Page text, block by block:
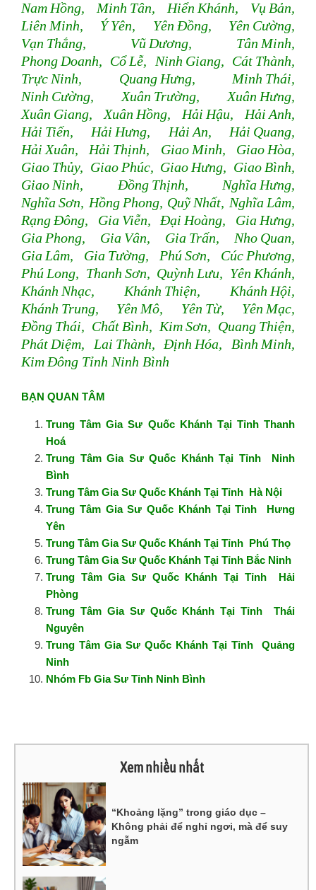
Nam Hồng, Minh Tân, Hiển Khánh, Vụ Bản,
Liên Minh, Ý Yên, Yên Đồng, Yên Cường,
Vạn Thắng, Vũ Dương, Tân Minh,
Phong Doanh, Cổ Lễ, Ninh Giang, Cát Thành,
Trực Ninh, Quang Hưng, Minh Thái,
Ninh Cường, Xuân Trường, Xuân Hưng,
Xuân Giang, Xuân Hồng, Hải Hậu, Hải Anh,
Hải Tiến, Hải Hưng, Hải An, Hải Quang,
Hải Xuân, Hải Thịnh, Giao Minh, Giao Hòa,
Giao Thủy, Giao Phúc, Giao Hưng, Giao Bình,
Giao Ninh, Đồng Thịnh, Nghĩa Hưng,
Nghĩa Sơn, Hồng Phong, Quỹ Nhất, Nghĩa Lâm,
Rạng Đông, Gia Viễn, Đại Hoàng, Gia Hưng,
Gia Phong, Gia Vân, Gia Trấn, Nho Quan,
Gia Lâm, Gia Tường, Phú Sơn, Cúc Phương,
Phú Long, Thanh Sơn, Quỳnh Lưu, Yên Khánh,
Khánh Nhạc, Khánh Thiện, Khánh Hội,
Khánh Trung, Yên Mô, Yên Từ, Yên Mạc,
Đồng Thái, Chất Bình, Kim Sơn, Quang Thiện,
Phát Diệm, Lai Thành, Định Hóa, Bình Minh,
Kim Đông Tỉnh Ninh Bình
BẠN QUAN TÂM
Trung Tâm Gia Sư Quốc Khánh Tại Tỉnh Thanh
Hoá
Trung Tâm Gia Sư Quốc Khánh Tại Tỉnh Ninh
Bình
Trung Tâm Gia Sư Quốc Khánh Tại Tỉnh Hà Nội
Trung Tâm Gia Sư Quốc Khánh Tại Tỉnh Hưng
Yên
Trung Tâm Gia Sư Quốc Khánh Tại Tỉnh Phú Thọ
Trung Tâm Gia Sư Quốc Khánh Tại Tỉnh Bắc Ninh
Trung Tâm Gia Sư Quốc Khánh Tại Tỉnh Hải
Phòng
Trung Tâm Gia Sư Quốc Khánh Tại Tỉnh Thái
Nguyên
Trung Tâm Gia Sư Quốc Khánh Tại Tỉnh Quảng
Ninh
Nhóm Fb Gia Sư Tỉnh Ninh Bình
Xem nhiều nhất
“Khoảng lặng” trong giáo dục –
Không phải để nghỉ ngơi, mà để suy
ngẫm